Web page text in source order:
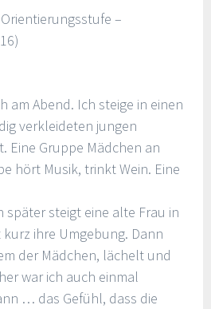
–
am Abend. Ich steige in einen
verkleideten jungen
Eine Gruppe Mädchen an
hört Musik, trinkt Wein. Eine
später steigt eine alte Frau in
ihre Umgebung. Dann
der Mädchen, lächelt und
war ich auch einmal
… das Gefühl, dass die